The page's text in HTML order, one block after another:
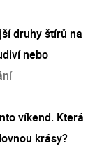
druhy štírů na
nebo
víkend. Která
krásy?